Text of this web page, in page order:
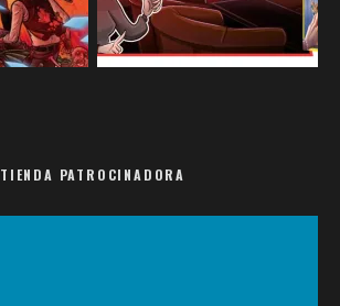
TIENDA PATROCINADORA